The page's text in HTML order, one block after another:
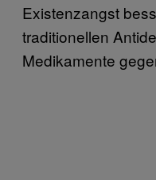
Existenzangst
traditionellen
Medikamente